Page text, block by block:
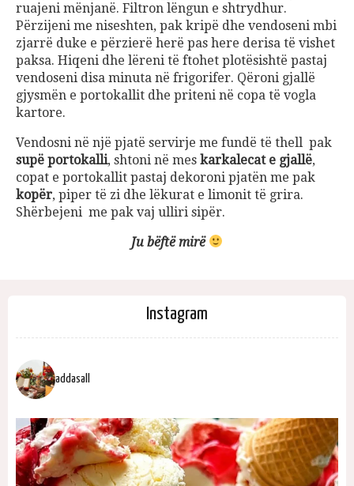
ruajeni mënjanë. Filtron lëngun e shtrydhur.
Përzijeni me niseshten, pak kripë dhe vendoseni mbi
zjarrë duke e përzierë herë pas here derisa të vishet
paksa. Hiqeni dhe lëreni të ftohet plotësishtë pastaj
vendoseni disa minuta në frigorifer. Qëroni gjallë
gjysmën e portokallit dhe priteni në copa të vogla
kartore.
Vendosni në një pjatë servirje me fundë të thell pak
supë portokalli, shtoni në mes karkalecat e gjallë,
copat e portokallit pastaj dekoroni pjatën me pak
kopër, piper të zi dhe lëkurat e limonit të grira.
Shërbejeni me pak vaj ulliri sipër.
Ju bëftë mirë
Instagram
addasall